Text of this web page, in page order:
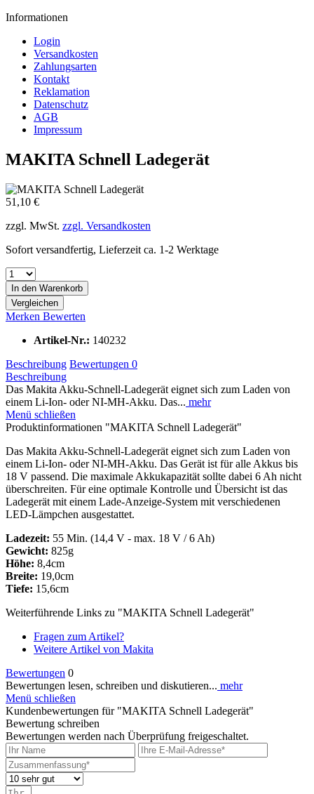
Informationen
Login
Versandkosten
Zahlungsarten
Kontakt
Reklamation
Datenschutz
AGB
Impressum
MAKITA Schnell Ladegerät
51,10 €
zzgl. MwSt. zzgl. Versandkosten
Sofort versandfertig, Lieferzeit ca. 1-2 Werktage
In den Warenkorb
Vergleichen
Merken Bewerten
Artikel-Nr.: 140232
Beschreibung Bewertungen 0
Beschreibung
Das Makita Akku-Schnell-Ladegerät eignet sich zum Laden von
einem Li-Ion- oder NI-MH-Akku. Das... mehr
Menü schließen
Produktinformationen "MAKITA Schnell Ladegerät"
Das Makita Akku-Schnell-Ladegerät eignet sich zum Laden von
einem Li-Ion- oder NI-MH-Akku. Das Gerät ist für alle Akkus bis
18 V passend. Die maximale Akkukapazität sollte dabei 6 Ah nicht
überschreiten. Für eine optimale Kontrolle und Übersicht ist das
Ladegerät mit einem Lade-Anzeige-System mit verschiedenen
LED-Lämpchen ausgestattet.
Ladezeit: 55 Min. (14,4 V - max. 18 V / 6 Ah)
Gewicht: 825g
Höhe: 8,4cm
Breite: 19,0cm
Tiefe: 15,6cm
Weiterführende Links zu "MAKITA Schnell Ladegerät"
Fragen zum Artikel?
Weitere Artikel von Makita
Bewertungen 0
Bewertungen lesen, schreiben und diskutieren... mehr
Menü schließen
Kundenbewertungen für "MAKITA Schnell Ladegerät"
Bewertung schreiben
Bewertungen werden nach Überprüfung freigeschaltet.